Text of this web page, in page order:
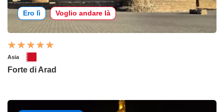
Ero lì Voglio andare là
Asia
Forte di Arad